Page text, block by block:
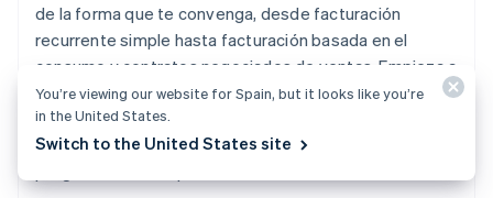
de la forma que te convenga, desde facturación
recurrente simple hasta facturación basada en el
consumo y contratos negociados de ventas. Empieza a
aceptar pagos recurrentes a nivel mundial en cuestión
de minutos, sin necesidad de programación, o crea una
integración personalizada usando la interfaz de
You’re viewing our website for Spain, but it looks like you’re
in the United States.
Switch to the United States site